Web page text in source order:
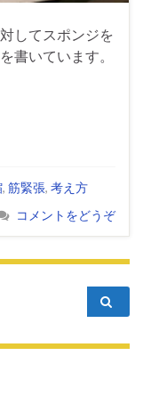
してスポンジを
書いています。
, 筋緊張, 考え方
コメントをどうぞ